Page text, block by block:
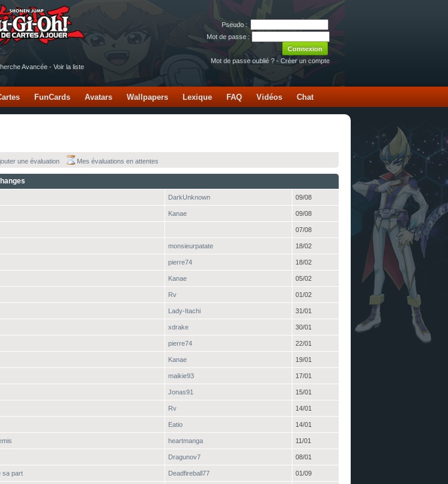
Pseudo :
Mot de passe :
Mot de passe oublié ? - Créer un compte
Avancée - Voir la liste
FunCards Avatars Wallpapers Lexique FAQ Vidéos Chat
une évaluation Mes évaluations en attentes
DarkUnknown 09/08
Kanae 09/08
07/08
monsieurpatate 18/02
pierre74 18/02
Kanae 05/02
Rv 01/02
Lady-Itachi 31/01
xdrake 30/01
pierre74 22/01
Kanae 19/01
maikie93 17/01
Jonas91 15/01
Rv 14/01
Eatio 14/01
heartmanga 11/01
Dragunov7 08/01
sa part Deadfireball77 01/09